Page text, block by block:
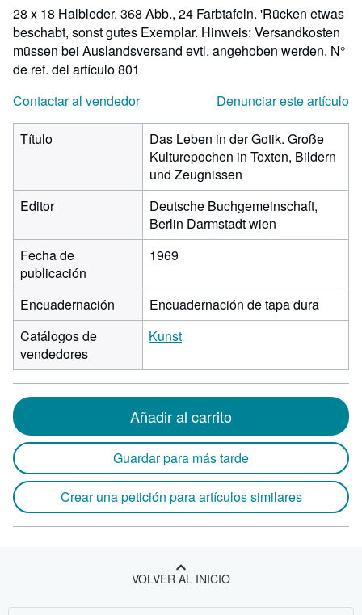
28 x 18 Halbleder. 368 Abb., 24 Farbtafeln. 'Rücken etwas
beschabt, sonst gutes Exemplar. Hinweis: Versandkosten
müssen bei Auslandsversand evtl. angehoben werden. N°
de ref. del artículo 801
Contactar al vendedor
Denunciar este artículo
Título
Das Leben in der Gotik. Große
Kulturepochen in Texten, Bildern
und Zeugnissen
Editor
Deutsche Buchgemeinschaft,
Berlin Darmstadt wien
Fecha de
publicación
1969
Encuadernación
Encuadernación de tapa dura
Catálogos de
vendedores
Kunst
Añadir al carrito
Guardar para más tarde
Crear una petición para artículos similares
VOLVER AL INICIO